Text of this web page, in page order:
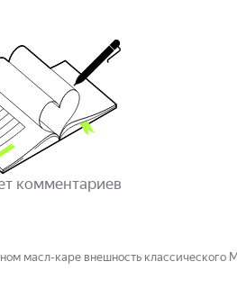
комментариев
масл-каре внешность классического